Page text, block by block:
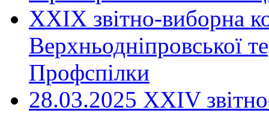
XXIX звітно-виборна
Верхньодніпровської
Профспілки
28.03.2025 ХХІV